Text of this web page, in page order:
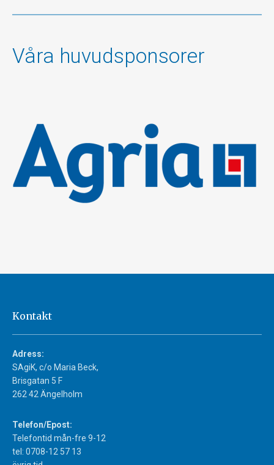
Våra huvudsponsorer
Kontakt
Adress:
SAgiK, c/o Maria Beck,
Brisgatan 5 F
262 42 Ängelholm
Telefon/Epost:
Telefontid mån-fre 9-12
tel: 0708-12 57 13